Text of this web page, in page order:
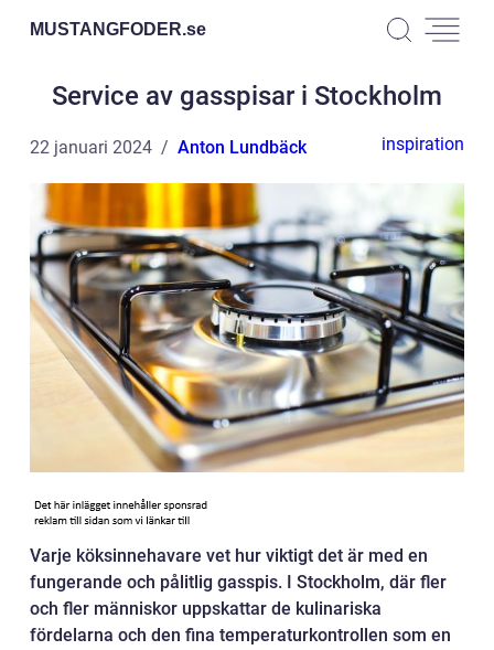
MUSTANGFODER.se
Service av gasspisar i Stockholm
22 januari 2024 Anton Lundbäck inspiration
Varje köksinnehavare vet hur viktigt det är med en
fungerande och pålitlig gasspis. I Stockholm, där fler
och fler människor uppskattar de kulinariska
fördelarna och den fina temperaturkontrollen som en